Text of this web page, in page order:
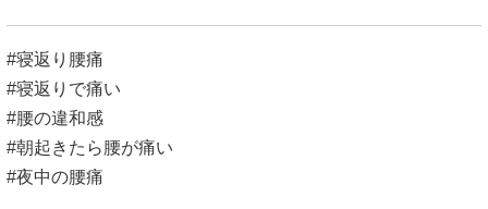
#寝返り腰痛
#寝返りで痛い
#腰の違和感
#朝起きたら腰が痛い
#夜中の腰痛